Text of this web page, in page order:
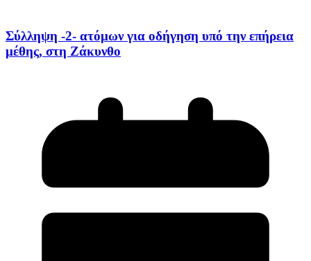
Σύλληψη -2- ατόμων για οδήγηση υπό την επήρεια
μέθης, στη Ζάκυνθο